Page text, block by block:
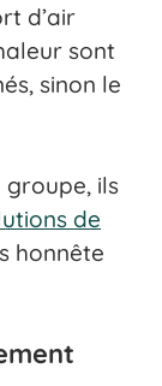
d’air
sont
sinon le
groupe, ils
de
honnête